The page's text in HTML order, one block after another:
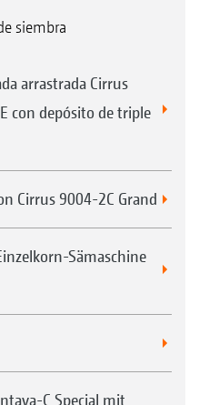
siembra
arrastrada Cirrus
con depósito de triple
Cirrus 9004-2C Grand
Sämaschine
C Special mit